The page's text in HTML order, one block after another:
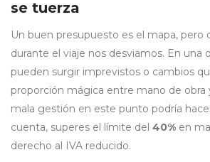
se tuerza
Un buen presupuesto es el mapa, pero
durante el viaje nos desviamos. En una
pueden surgir imprevistos o cambios
proporción mágica entre mano de obra
mala gestión en este punto podría
cuenta, superes el límite del 40% en
derecho al IVA reducido.